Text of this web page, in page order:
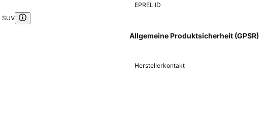
SUV
EPREL ID
Allgemeine Produktsicherheit (GPSR)
Herstellerkontakt